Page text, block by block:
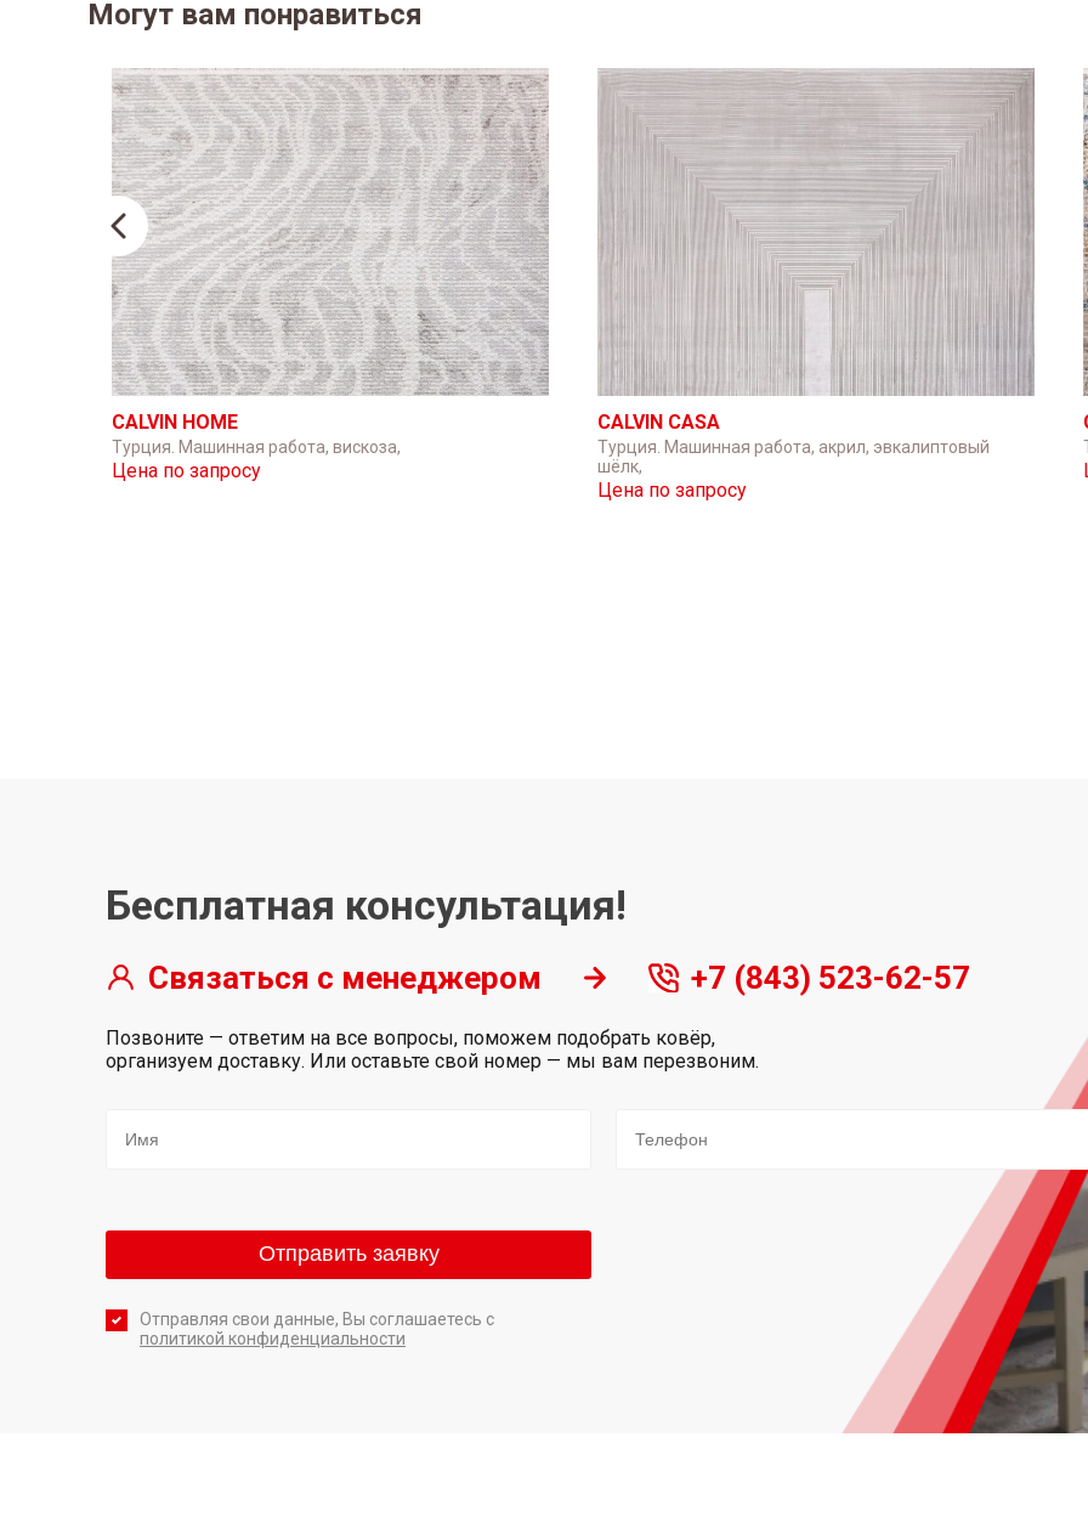
Могут вам понравиться
CALVIN HOME
Турция. Машинная работа, вискоза,
Цена по запросу
CALVIN CASA
Турция. Машинная работа, акрил, эвкалиптовый
шёлк,
Цена по запросу
Бесплатная консультация!
Связаться с менеджером +7 (843) 523-62-57
Позвоните — ответим на все вопросы, поможем подобрать ковёр,
организуем доставку. Или оставьте свой номер — мы вам перезвоним.
Отправляя свои данные, Вы соглашаетесь с
политикой конфиденциальности